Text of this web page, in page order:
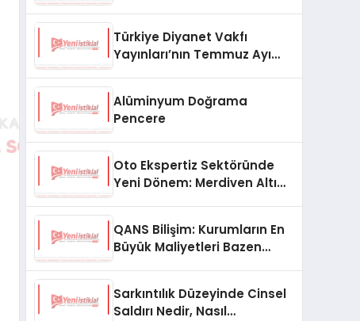
Türkiye Diyanet Vakfı
Yayınları’nın Temmuz Ayı
Alüminyum Doğrama
Pencere
Oto Ekspertiz Sektöründe
Yeni Dönem: Merdiven Altı
QANS Bilişim: Kurumların En
Büyük Maliyetleri Bazen
Sarkıntılık Düzeyinde Cinsel
Saldırı Nedir, Nasıl